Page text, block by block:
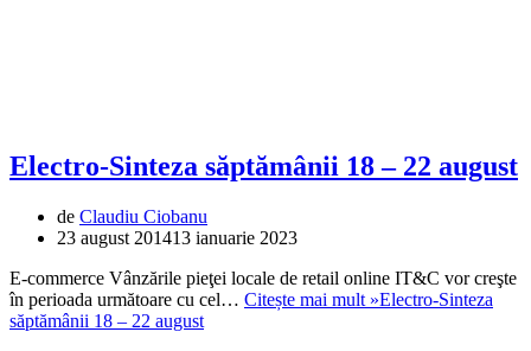
Electro-Sinteza săptămânii 18 – 22 august
de Claudiu Ciobanu
23 august 201413 ianuarie 2023
E-commerce Vânzările pieţei locale de retail online IT&C vor creşte
în perioada următoare cu cel… Citește mai mult »Electro-Sinteza
săptămânii 18 – 22 august